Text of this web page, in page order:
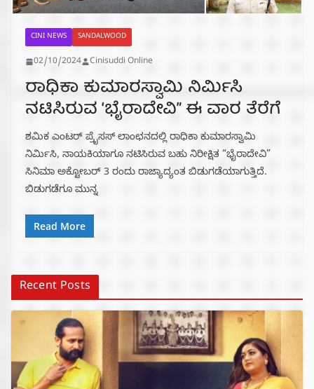
CINI NEWS SANDALWOOD
02/10/2024 Cinisuddi Online
ರಾಧಿಕಾ ಕುಮಾರಸ್ವಾಮಿ ನಿರ್ಮಿಸಿ
ನಟಿಸಿರುವ ‘ಭೈರಾದೇವಿ” ಈ ವಾರ ತೆರೆಗೆ
ಶಮಿಕ ಎಂಟರ್ ಪ್ರೈಸಸ್ ಲಾಂಛನದಲ್ಲಿ ರಾಧಿಕಾ ಕುಮಾರಸ್ವಾಮಿ
ನಿರ್ಮಿಸಿ, ನಾಯಕಿಯಾಗೂ ನಟಿಸಿರುವ ಬಹು ನಿರೀಕ್ಷಿತ “ಭೈರಾದೇವಿ”
ಸಿನಿಮಾ ಅಕ್ಟೋಬರ್ 3 ರಂದು ರಾಜ್ಯಾದ್ಯಂತ ಬಿಡುಗಡೆಯಾಗುತ್ತಿದೆ.
ಬಿಡುಗಡೆಗೂ ಮುನ್ನ
Read More
Recent Posts